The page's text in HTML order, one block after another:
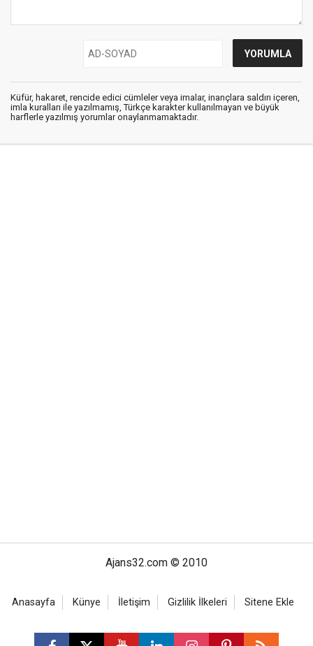
Küfür, hakaret, rencide edici cümleler veya imalar, inançlara saldırı içeren,
imla kuralları ile yazılmamış, Türkçe karakter kullanılmayan ve büyük
harflerle yazılmış yorumlar onaylanmamaktadır.
Ajans32.com © 2010
Anasayfa Künye İletişim Gizlilik İlkeleri Sitene Ekle